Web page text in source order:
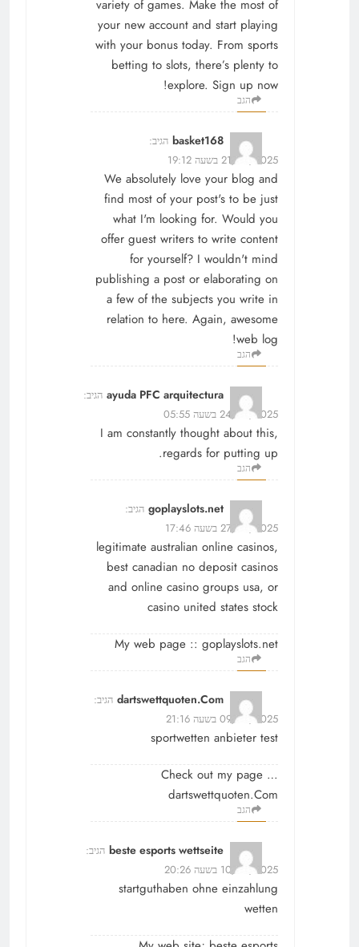
variety of games. Make the most of
your new account and start playing
with your bonus today. From sports
betting to slots, there’s plenty to
explore. Sign up now!
הגב
basket168 הגיב:
21/08/2025 בשעה 19:12
We absolutely love your blog and
find most of your post's to be just
what I'm looking for. Would you
offer guest writers to write content
for yourself? I wouldn't mind
publishing a post or elaborating on
a few of the subjects you write in
relation to here. Again, awesome
web log!
הגב
ayuda PFC arquitectura הגיב:
24/08/2025 בשעה 05:55
I am constantly thought about this,
regards for putting up.
הגב
goplayslots.net הגיב:
27/08/2025 בשעה 17:46
legitimate australian online casinos,
best canadian no deposit casinos
and online casino groups usa, or
casino united states stock
My web page :: goplayslots.net
הגב
dartswettquoten.Com הגיב:
09/09/2025 בשעה 21:16
sportwetten anbieter test
Check out my page …
dartswettquoten.Com
הגב
beste esports wettseite הגיב:
10/09/2025 בשעה 20:26
startguthaben ohne einzahlung
wetten